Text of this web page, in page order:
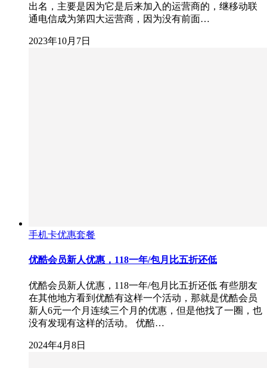
出名，主要是因为它是后来加入的运营商的，继移动联
通电信成为第四大运营商，因为没有前面…
2023年10月7日
手机卡优惠套餐
优酷会员新人优惠，118一年/包月比五折还低
优酷会员新人优惠，118一年/包月比五折还低 有些朋友
在其他地方看到优酷有这样一个活动，那就是优酷会员
新人6元一个月连续三个月的优惠，但是他找了一圈，也
没有发现有这样的活动。 优酷…
2024年4月8日